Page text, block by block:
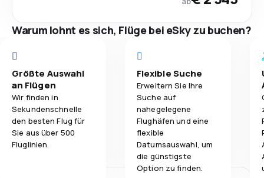
Warum lohnt es sich, Flüge bei eSky zu buchen?
Größte Auswahl
an Flügen
Wir finden in
Sekundenschnelle
den besten Flug für
Sie aus über 500
Fluglinien.
Flexible Suche
Erweitern Sie Ihre
Suche auf
nahegelegene
Flughäfen und eine
flexible
Datumsauswahl, um
die günstigste
Option zu finden.